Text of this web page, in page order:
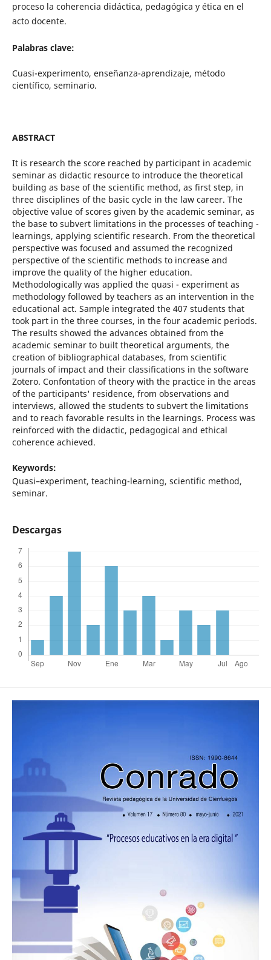
proceso la coherencia didáctica, pedagógica y ética en el
acto docente.
Palabras clave:
Cuasi-experimento, enseñanza-aprendizaje, método
científico, seminario.
ABSTRACT
It is research the score reached by participant in academic
seminar as didactic resource to introduce the theoretical
building as base of the scientific method, as first step, in
three disciplines of the basic cycle in the law career. The
objective value of scores given by the academic seminar, as
the base to subvert limitations in the processes of teaching -
learnings, applying scientific research. From the theoretical
perspective was focused and assumed the recognized
perspective of the scientific methods to increase and
improve the quality of the higher education.
Methodologically was applied the quasi - experiment as
methodology followed by teachers as an intervention in the
educational act. Sample integrated the 407 students that
took part in the three courses, in the four academic periods.
The results showed the advances obtained from the
academic seminar to built theoretical arguments, the
creation of bibliographical databases, from scientific
journals of impact and their classifications in the software
Zotero. Confontation of theory with the practice in the areas
of the participants' residence, from observations and
interviews, allowed the students to subvert the limitations
and to reach favorable results in the learnings. Process was
reinforced with the didactic, pedagogical and ethical
coherence achieved.
Keywords:
Quasi–experiment, teaching-learning, scientific method,
seminar.
Descargas